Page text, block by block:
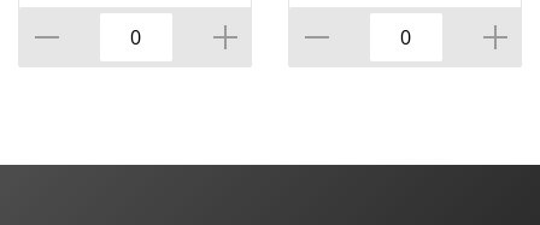
потертости, грязные
края
HOZBAT